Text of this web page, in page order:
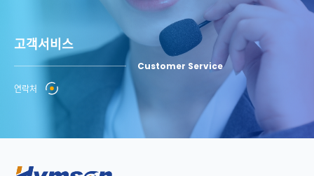
제품 보기
글라스 커팅, 스플리팅 복합기
커팅, 스플리팅을 일체형으로 만들면 두꺼운 글라스 커팅에 적용할 수
있고, 스플리팅은 두께 ≤15mm를 충족시킬 수 있습니다
제품 보기
전자동 TOPCon 레이저 도핑 설비
Hymson이 자체 연구·개발한 레이저 및 특수 광로 설계를 채택하고,
BSG 레이저 도핑을 실현합니다
제품 보기
5축 비전 스마트 레이저 마킹기
고성능 적외선, 그린 또는 자외선 피코초 레이저를 갖추고 있으며, 출력
과 펄스폭 등을 조절할 수 있고, 가공 효율이 높으며, 다양한 재질의 제품
을 가공할 수 있습니다
백 제어, 정밀도가 높으며, 안정성이 좋습니다
제품 보기
Mini LED/Micro LED 전자동 레이저 복구 제거 설비
Mini LED 모듈 밀폐 접착 후 접착제의 제거 및 각 제조과정에서 웨이퍼
제거 후의 용접판 수정에 사용하며, 다양한 두께, 치수의 제품과 호환됩
니다
를 제거하며, 인접한 칩 및 용접판을 손상시키지 않습니다
고객서비스
Customer Service
연락처